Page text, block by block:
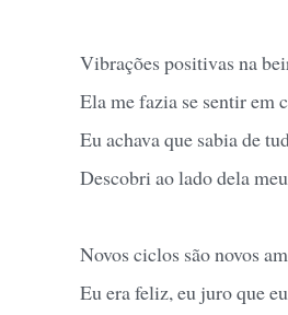
Vibrações positivas na
Ela me fazia se sentir em
Eu achava que sabia de
Descobri ao lado dela
Novos ciclos são novos
Eu era feliz, eu juro que